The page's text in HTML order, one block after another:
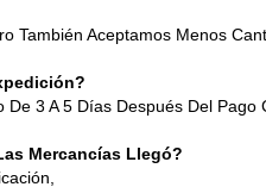
También Aceptamos Menos
De 3 A 5 Días Después Del
Mercancías Llegó?